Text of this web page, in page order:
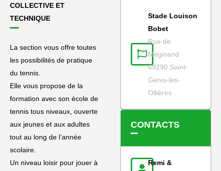
COLLECTIVE ET
TECHNIQUE
La section vous offre toutes
les possibilités de pratique
du tennis.
Elle vous propose de la
formation avec son école de
tennis tous niveaux, ouverte
aux jeunes et aux adultes
tout au long de l’année
scolaire.
Un niveau loisir pour jouer à
Stade Louison
Bobet
Rue de
Méginand
69290 Saint-
Genis-les-
Ollières
CONTACTS
Remi &